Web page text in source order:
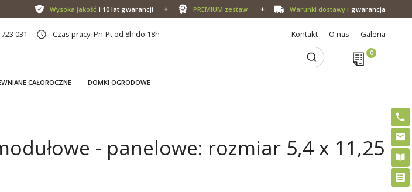
Wysoka jakość i 10 lat gwarancji PREMIUM zestaw Warunki dostawy i gwarancja
031 Czas pracy: Pn-Pt od 8h do 18h Kontakt O nas Galeria
CAŁOROCZNE DOMKI OGRODOWE
- panelowe: rozmiar 5,4 x 11,25